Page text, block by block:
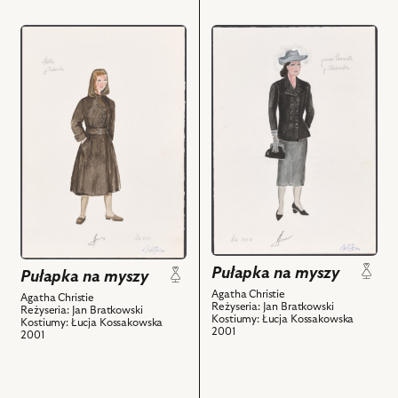
przejdź
obiektu
kostium
powiązanych
nim
obiektów
Pułapka na myszy
Agatha Christie
Reżyseria: Jan Bratkowski
Kostiumy: Łucja Kossakowska
2001
przejdź
Projekt:
kostium
-
Casewell
i
powiązanych
z
nim
obiektów
Pułapka na myszy
Agatha Christie
Reżyseria: Jan Bratkowski
Kostiumy: Łucja Kossakowska
2001